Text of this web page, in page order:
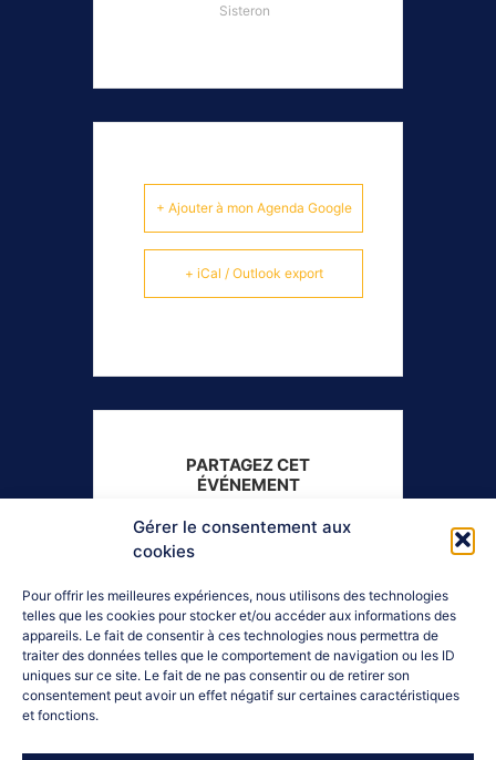
Gérer le consentement aux
cookies
Pour offrir les meilleures expériences, nous utilisons des technologies
telles que les cookies pour stocker et/ou accéder aux informations des
appareils. Le fait de consentir à ces technologies nous permettra de
traiter des données telles que le comportement de navigation ou les ID
uniques sur ce site. Le fait de ne pas consentir ou de retirer son
consentement peut avoir un effet négatif sur certaines caractéristiques
et fonctions.
Sisteron
+ Ajouter à mon Agenda Google
+ iCal / Outlook export
PARTAGEZ CET
ÉVÉNEMENT
Contactez-nous :04 92 52 18 72